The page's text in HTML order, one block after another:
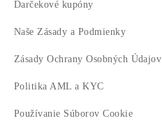
Darčekové kupóny
Naše Zásady a Podmienky
Zásady Ochrany Osobných Údajov
Politika AML a KYC
Používanie Súborov Cookie